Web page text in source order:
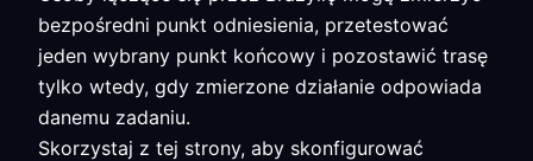
bezpośredni punkt odniesienia, przetestować
jeden wybrany punkt końcowy i pozostawić trasę
tylko wtedy, gdy zmierzone działanie odpowiada
danemu zadaniu.
Skorzystaj z tej strony, aby skonfigurować